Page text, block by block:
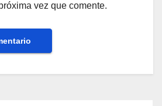
vez que comente.